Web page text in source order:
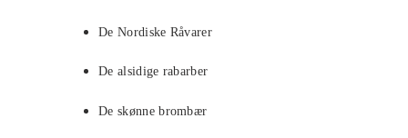
De Nordiske Råvarer
De alsidige rabarber
De skønne brombær